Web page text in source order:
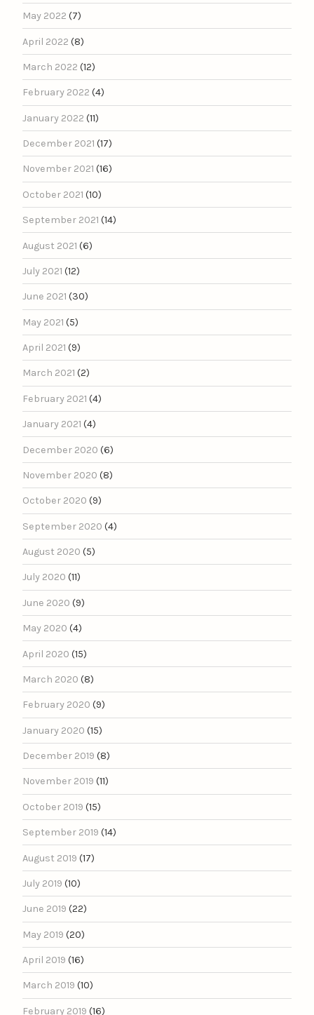
May 2022 (7)
April 2022 (8)
March 2022 (12)
February 2022 (4)
January 2022 (11)
December 2021 (17)
November 2021 (16)
October 2021 (10)
September 2021 (14)
August 2021 (6)
July 2021 (12)
June 2021 (30)
May 2021 (5)
April 2021 (9)
March 2021 (2)
February 2021 (4)
January 2021 (4)
December 2020 (6)
November 2020 (8)
October 2020 (9)
September 2020 (4)
August 2020 (5)
July 2020 (11)
June 2020 (9)
May 2020 (4)
April 2020 (15)
March 2020 (8)
February 2020 (9)
January 2020 (15)
December 2019 (8)
November 2019 (11)
October 2019 (15)
September 2019 (14)
August 2019 (17)
July 2019 (10)
June 2019 (22)
May 2019 (20)
April 2019 (16)
March 2019 (10)
February 2019 (16)